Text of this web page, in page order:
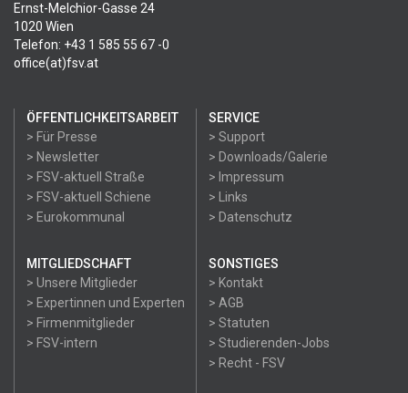
Ernst-Melchior-Gasse 24
1020 Wien
Telefon: +43 1 585 55 67 -0
office(at)fsv.at
ÖFFENTLICHKEITSARBEIT
> Für Presse
> Newsletter
> FSV-aktuell Straße
> FSV-aktuell Schiene
> Eurokommunal
SERVICE
> Support
> Downloads/Galerie
> Impressum
> Links
> Datenschutz
MITGLIEDSCHAFT
> Unsere Mitglieder
> Expertinnen und Experten
> Firmenmitglieder
> FSV-intern
SONSTIGES
> Kontakt
> AGB
> Statuten
> Studierenden-Jobs
> Recht - FSV